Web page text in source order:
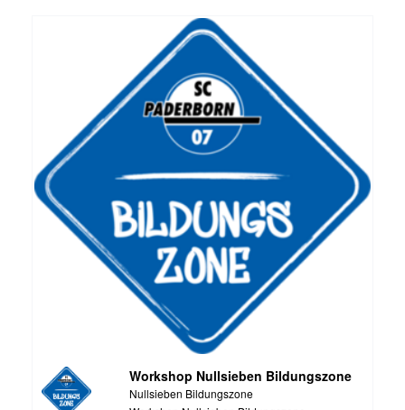
Workshop Nullsieben Bildungszone
Nullsieben Bildungszone